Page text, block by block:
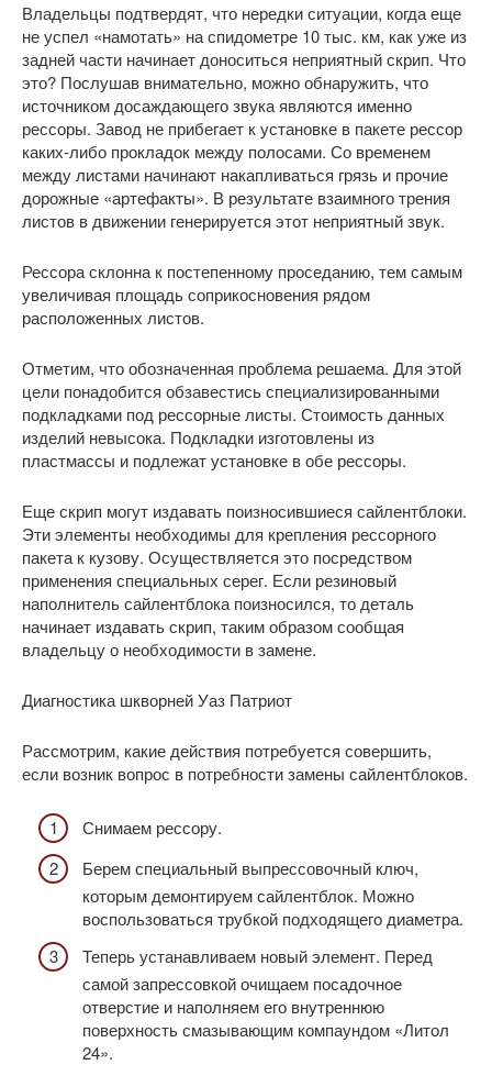
Владельцы подтвердят, что нередки ситуации, когда еще
не успел «намотать» на спидометре 10 тыс. км, как уже из
задней части начинает доноситься неприятный скрип. Что
это? Послушав внимательно, можно обнаружить, что
источником досаждающего звука являются именно
рессоры. Завод не прибегает к установке в пакете рессор
каких-либо прокладок между полосами. Со временем
между листами начинают накапливаться грязь и прочие
дорожные «артефакты». В результате взаимного трения
листов в движении генерируется этот неприятный звук.
Рессора склонна к постепенному проседанию, тем самым
увеличивая площадь соприкосновения рядом
расположенных листов.
Отметим, что обозначенная проблема решаема. Для этой
цели понадобится обзавестись специализированными
подкладками под рессорные листы. Стоимость данных
изделий невысока. Подкладки изготовлены из
пластмассы и подлежат установке в обе рессоры.
Еще скрип могут издавать поизносившиеся сайлентблоки.
Эти элементы необходимы для крепления рессорного
пакета к кузову. Осуществляется это посредством
применения специальных серег. Если резиновый
наполнитель сайлентблока поизносился, то деталь
начинает издавать скрип, таким образом сообщая
владельцу о необходимости в замене.
Диагностика шкворней Уаз Патриот
Рассмотрим, какие действия потребуется совершить,
если возник вопрос в потребности замены сайлентблоков.
Снимаем рессору.
Берем специальный выпрессовочный ключ,
которым демонтируем сайлентблок. Можно
воспользоваться трубкой подходящего диаметра.
Теперь устанавливаем новый элемент. Перед
самой запрессовкой очищаем посадочное
отверстие и наполняем его внутреннюю
поверхность смазывающим компаундом «Литол
24».